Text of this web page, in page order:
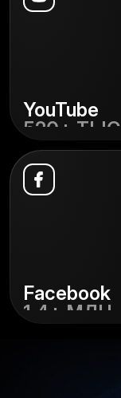
YouTube
520+ ТЫС.
Смотреть
Facebook
1,4+ МЛН